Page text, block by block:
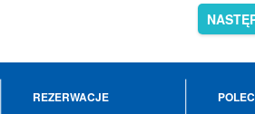
REZERWACJE